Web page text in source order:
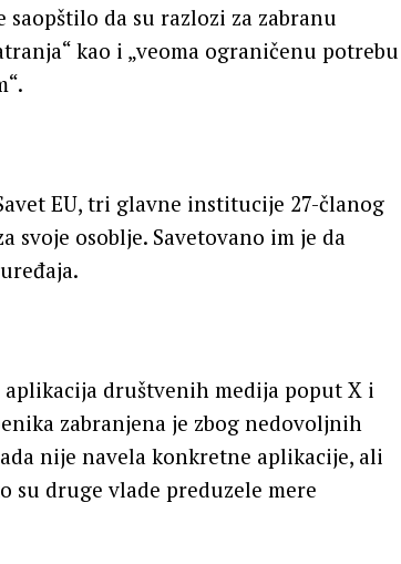
da su razlozi za zabranu
kao i „veoma ograničenu potrebu
EU, tri glavne institucije 27-članog
svoje osoblje. Savetovano im je da
društvenih medija poput X i
zabranjena je zbog nedovoljnih
nije navela konkretne aplikacije, ali
su druge vlade preduzele mere